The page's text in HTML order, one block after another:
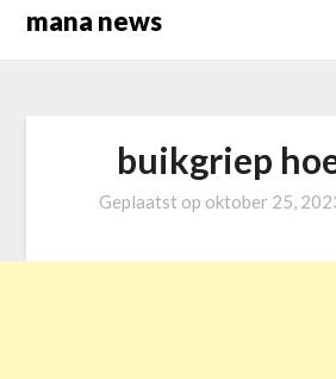
Overslaan
mana news
buikgriep
Geplaatst op oktober 25,